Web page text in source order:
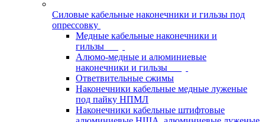
Силовые кабельные наконечники и гильзы под
опрессовку
Медные кабельные наконечники и
гильзы
Алюмо-медные и алюминиевые
наконечники и гильзы
Ответвительные сжимы
Наконечники кабельные медные луженые
под пайку НПМЛ
Наконечники кабельные штифтовые